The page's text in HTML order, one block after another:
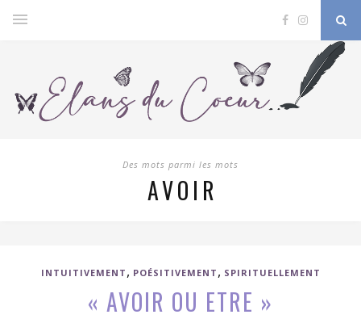
Des mots parmi les mots
AVOIR
INTUITIVEMENT , POÉSITIVEMENT , SPIRITUELLEMENT
« AVOIR OU ETRE »